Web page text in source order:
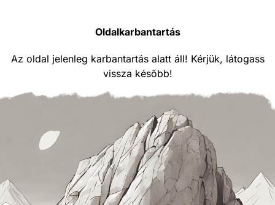
Oldalkarbantartás
Az oldal jelenleg karbantartás alatt áll! Kérjük, látogass
vissza később!